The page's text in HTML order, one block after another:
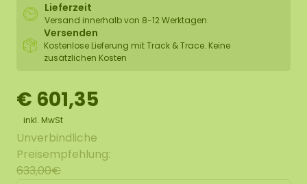
Lieferzeit
Versand innerhalb von 8-12 Werktagen.
Versenden
Kostenlose Lieferung mit Track & Trace. Keine
zusätzlichen Kosten
€ 601,35
inkl. MwSt
Unverbindliche
Preisempfehlung:
633,00€